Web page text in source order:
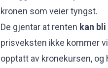
kronen som veier tyngst.
De gjentar at renten kan
prisveksten ikke kommer
opptatt av kronekursen,